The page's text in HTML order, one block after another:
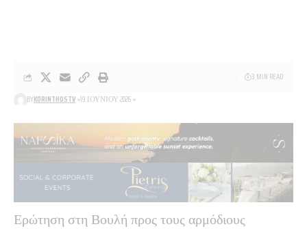
BYKORINTHOSTV 19 ΙΟΥΝΊΟΥ 2026
3 MIN READ
Ερώτηση στη Βουλή προς τους αρμόδιους